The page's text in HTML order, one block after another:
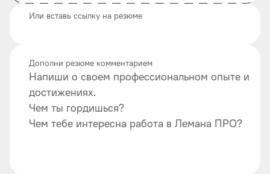
Или вставь ссылку на резюме
Напиши о своем профессиональном опыте и
достижениях.
Чем ты гордишься?
Чем тебе интересна работа в Лемана ПРО?
Дополни резюме комментарием